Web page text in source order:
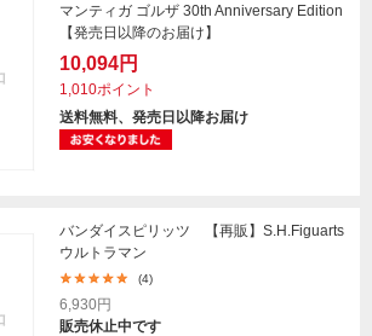
マンティガ ゴルザ 30th Anniversary Edition
【発売日以降のお届け】
10,094円
1,010ポイント
送料無料、発売日以降お届け
バンダイスピリッツ 【再販】S.H.Figuarts
ウルトラマン
(4)
6,930円
販売休止中です